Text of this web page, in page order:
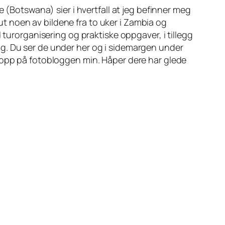
(Botswana) sier i hvertfall at jeg befinner meg
noen av bildene fra to uker i Zambia og
og praktiske oppgaver, i tillegg
Du ser de under her og i sidemargen under
på fotobloggen min. Håper dere har glede